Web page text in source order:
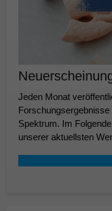
Jeden Monat
Spektrum. Im
unserer aktuellsten